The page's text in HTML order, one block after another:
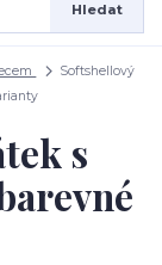
Hledat
Softshellový
s